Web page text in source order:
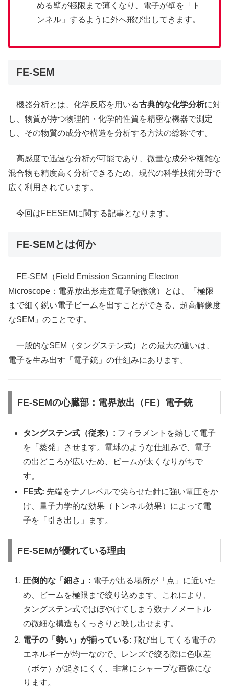
める壁が極限まで薄くなり、電子が壁を「ト
ンネル」するように外へ飛び出してきます。
FE-SEM
機器分析とは、化学反応を用いる古典的な化学分析に対
し、物質が持つ物理的・化学的性質を精密な機器で測定
し、その物質の成分や構造を分析する方法の総称です。
高感度で迅速な分析が可能であり、微量な成分や複雑な
混合物も精度高く分析できるため、現代の科学技術分野で
広く利用されています。
今回はFEESEMに関する記事となります。
FE-SEMとは何か
FE-SEM（Field Emission Scanning Electron
Microscope：電界放出形走査電子顕微鏡）とは、「極限
まで細く鋭い電子ビームを出すことができる、超高解像度
なSEM」のことです。
一般的なSEM（タングステン式）との最大の違いは、
電子を生み出す「電子銃」の仕組みにあります。
FE-SEMの心臓部：電界放出（FE）電子銃
タングステン式（従来）: フィラメントを熱して電子
を「蒸発」させます。電球のような仕組みで、電子
の出どころが広いため、ビームが太くなりがちで
す。
FE式: 先端をナノレベルで尖らせた針に強い電圧をか
け、量子力学的な効果（トンネル効果）によって電
子を「引き出し」ます。
FE-SEMが優れている理由
圧倒的な「細さ」: 電子が出る場所が「点」に近いた
め、ビームを極限まで絞り込めます。これにより、
タングステン式ではぼやけてしまう数ナノメートル
の微細な構造もくっきりと映し出せます。
電子の「勢い」が揃っている: 飛び出してくる電子の
エネルギーが均一なので、レンズで絞る際に色収差
（ボケ）が起きにくく、非常にシャープな画像にな
ります。